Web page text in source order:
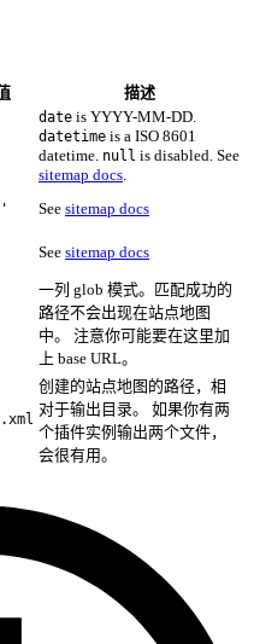
描述
date is YYYY-MM-DD.
datetime is a ISO 8601
datetime. null is disabled. See
sitemap docs
See sitemap docs
See sitemap docs
一列 glob 模式。匹配成功的
路径不会出现在站点地图
中。 注意你可能要在这里加
上 base URL。
创建的站点地图的路径，相
对于输出目录。 如果你有两
个插件实例输出两个文件，
会很有用。